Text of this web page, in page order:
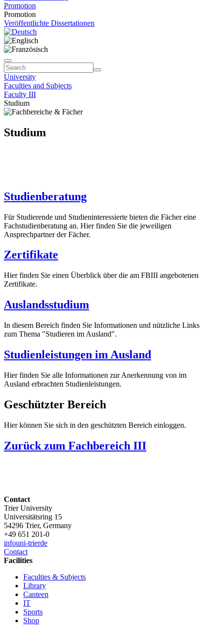
Promotion
Promotion
Veröffentlichte Dissertationen
University
Faculties and Subjects
Faculty III
Studium
Studium
Studienberatung
Für Studierende und Studieninteressierte bieten die Fächer eine
Fachstudienberatung an. Hier finden Sie die jeweiligen
Ansprechpartner der Fächer.
Zertifikate
Hier finden Sie einen Überblick über die am FBIII angebotenen
Zertifikate.
Auslandsstudium
In diesem Bereich finden Sie Informationen und nützliche Links
zum Thema "Studieren im Ausland".
Studienleistungen im Ausland
Hier finden Sie alle Informationen zur Anerkennung von im
Ausland erbrachten Studienleistungen.
Geschützter Bereich
Hier können Sie sich in den geschützten Bereich einloggen.
Zurück zum Fachbereich III
Contact
Trier University
Universitätsring 15
54296 Trier, Germany
+49 651 201-0
infouni-trierde
Contact
Facilities
Faculties & Subjects
Library
Canteen
IT
Sports
Shop